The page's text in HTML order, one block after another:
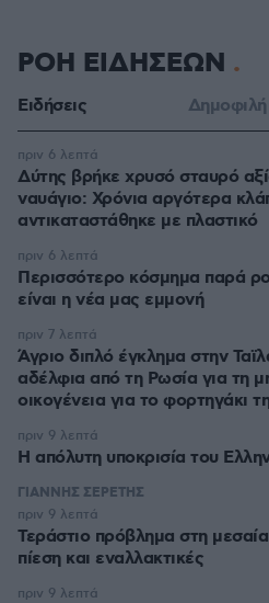
ΡΟΗ ΕΙΔΗΣΕΩΝ
Ειδήσεις Δημοφιλή
Δύτης βρήκε χρυσό σταυρό
ναυάγιο: Χρόνια αργότερα
αντικαταστάθηκε με πλαστικό
πριν 6 λεπτά
Περισσότερο κόσμημα παρά
είναι η νέα μας εμμονή
πριν 6 λεπτά
Άγριο διπλό έγκλημα στην
αδέλφια από τη Ρωσία για τη
οικογένεια για το φορτηγάκι
πριν 7 λεπτά
Η απόλυτη υποκρισία του
πριν 9 λεπτά
ΓΙΑΝΝΗΣ ΣΕΡΕΤΗΣ
Τεράστιο πρόβλημα στη
πίεση και εναλλακτικές
πριν 9 λεπτά
πριν 9 λεπτά